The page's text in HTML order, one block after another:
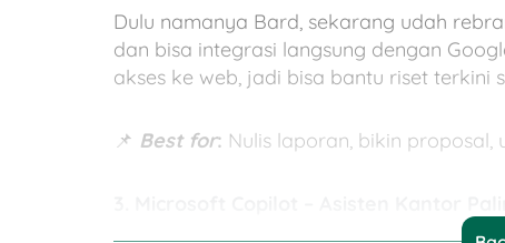
Dulu namanya Bard, sekarang udah
dan bisa integrasi langsung dengan
akses ke web, jadi bisa bantu riset terkini
📌 Best for: Nulis laporan, bikin